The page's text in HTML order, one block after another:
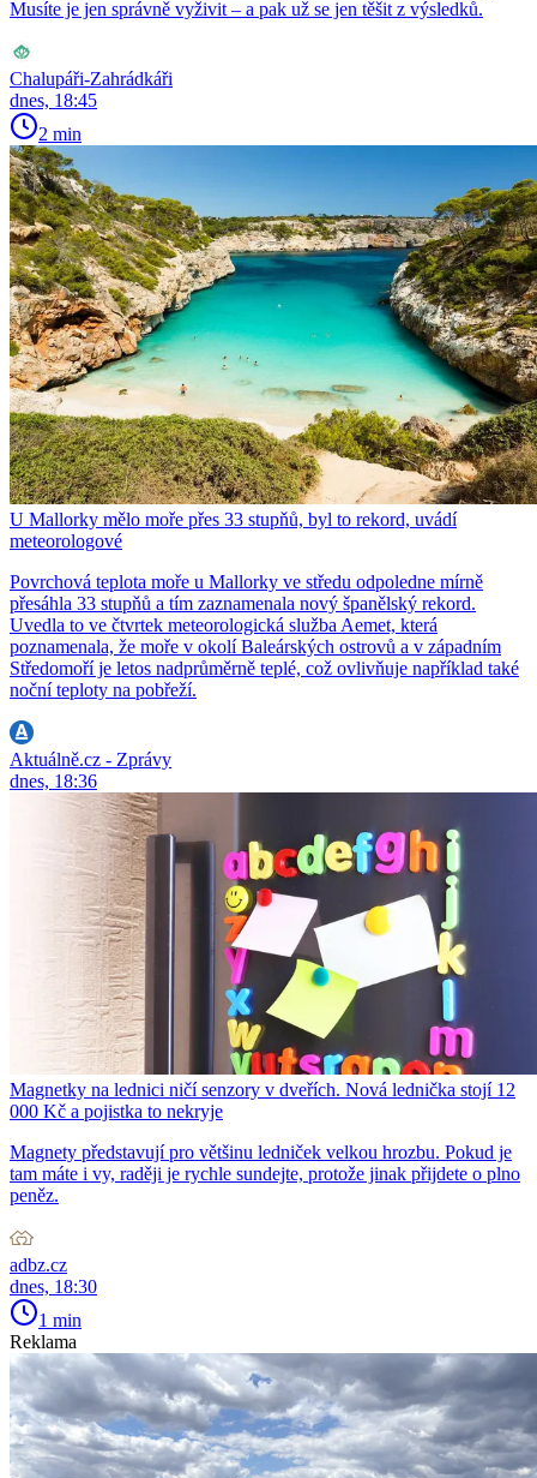
Musíte je jen správně vyživit – a pak už se jen těšit z výsledků.
Chalupáři-Zahrádkáři
dnes, 18:45
2 min
U Mallorky mělo moře přes 33 stupňů, byl to rekord, uvádí
meteorologové
Povrchová teplota moře u Mallorky ve středu odpoledne mírně
přesáhla 33 stupňů a tím zaznamenala nový španělský rekord.
Uvedla to ve čtvrtek meteorologická služba Aemet, která
poznamenala, že moře v okolí Baleárských ostrovů a v západním
Středomoří je letos nadprůměrně teplé, což ovlivňuje například také
noční teploty na pobřeží.
Aktuálně.cz - Zprávy
dnes, 18:36
Magnetky na lednici ničí senzory v dveřích. Nová lednička stojí 12
000 Kč a pojistka to nekryje
Magnety představují pro většinu ledniček velkou hrozbu. Pokud je
tam máte i vy, raději je rychle sundejte, protože jinak přijdete o plno
peněz.
adbz.cz
dnes, 18:30
1 min
Reklama